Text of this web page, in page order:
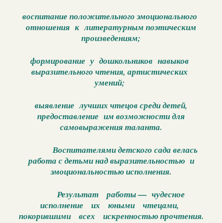
воспитание положительного эмоционального
отношения к литературным поэтическим
произведениям;
формирование у дошкольников навыков
выразительного чтения, артистических
умений;
выявление лучших чтецов среди детей,
предоставление им возможности для
самовыражения таланта.
Воспитателями детского сада велась
работа с детьми над выразительностью и
эмоциональностью исполнения.
Результат работы — чудесное
исполнение их юными чтецами,
покорившими всех искренностью прочтения.